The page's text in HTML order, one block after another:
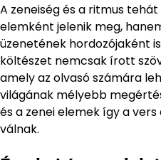
A zeneiség és a ritmus
elemként jelenik meg,
üzenetének hordozójaként
költészet nemcsak írott
amely az olvasó számára
világának mélyebb
és a zenei elemek így a
válnak.